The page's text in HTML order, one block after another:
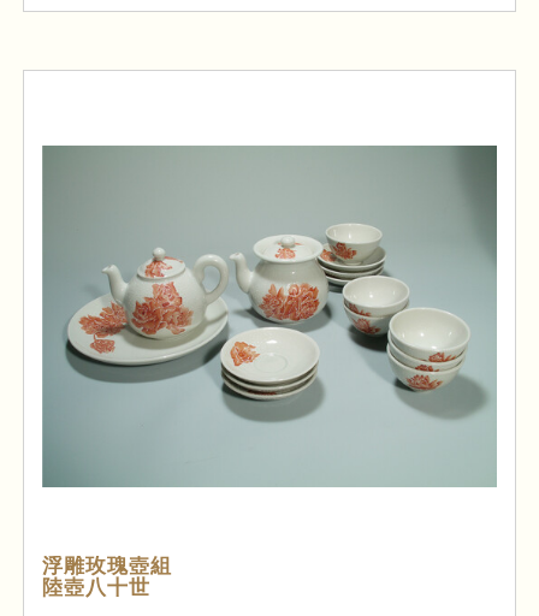
浮雕玫瑰壺組
陸壺八十世